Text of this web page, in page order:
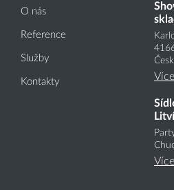
O nás
Reference
Služby
Kontakty